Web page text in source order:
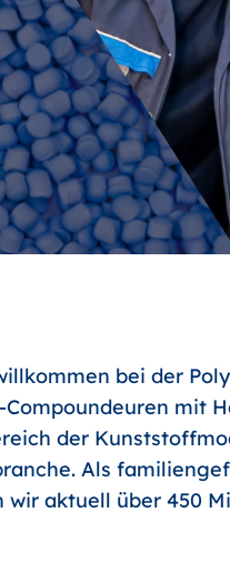
bei der
mit
der
Als
aktuell über 450